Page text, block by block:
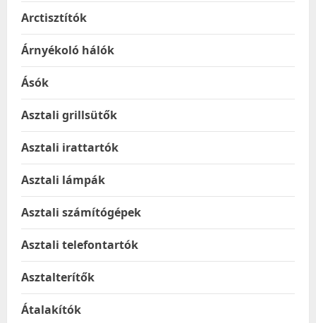
Arctisztítók
Árnyékoló hálók
Ásók
Asztali grillsütők
Asztali irattartók
Asztali lámpák
Asztali számítógépek
Asztali telefontartók
Asztalterítők
Átalakítók